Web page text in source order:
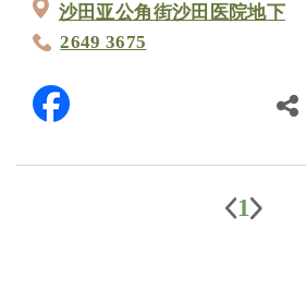
沙田亚公角街沙田医院地下
2649 3675
1